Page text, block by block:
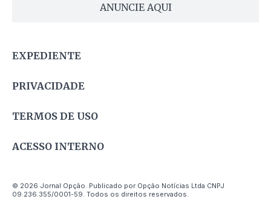
ANUNCIE AQUI
EXPEDIENTE
PRIVACIDADE
TERMOS DE USO
ACESSO INTERNO
© 2026 Jornal Opção. Publicado por Opção Notícias Ltda CNPJ
09.236.355/0001-59. Todos os direitos reservados.